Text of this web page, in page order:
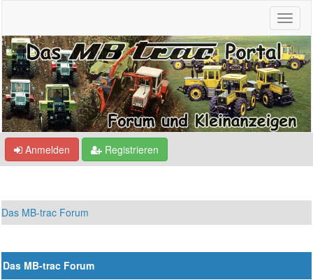
Anmelden Registrieren
Das MB-trac Forum
Das MB-trac Forum